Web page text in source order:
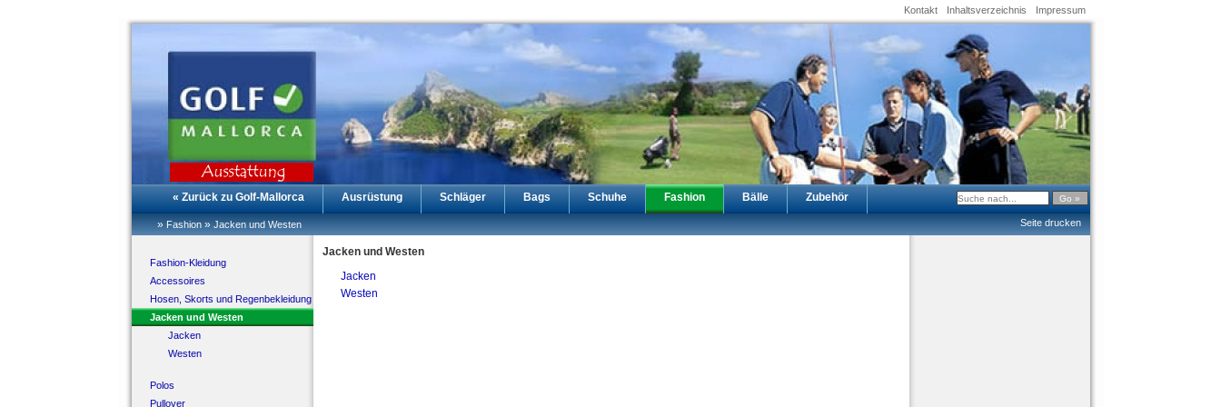
Kontakt Inhaltsverzeichnis Impressum
« Zurück zu Golf-Mallorca Ausrüstung Schläger Bags Schuhe Fashion Bälle Zubehör
Seite drucken
» Fashion» Jacken und Westen
Fashion-Kleidung
Accessoires
Hosen, Skorts und Regenbekleidung
Jacken und Westen
Jacken
Westen
Polos
Pullover
Jacken und Westen
Jacken
Westen